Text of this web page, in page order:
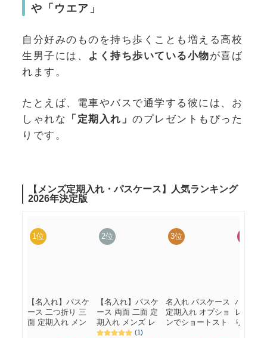
や「ウエア」
自分好みのものを持ち歩くことも増える高校
生男子には、 よく持ち歩いている小物が喜ば
れます。
たとえば、電車やバスで通学する彼には、お
しゃれな 「定期入れ」 のプレゼントもぴった
りです。